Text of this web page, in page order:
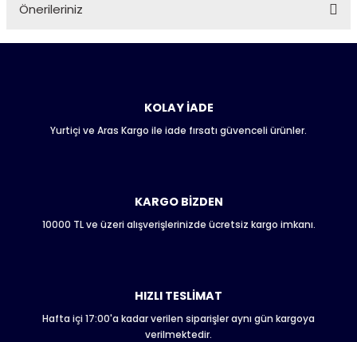
Önerileriniz
Bu ürünün fiyat bilgisi, resim, ürün açıklamalarında ve diğer
Ürün resmi kalitesiz, bozuk veya görüntülenemiyor.
Ürün fiyatı diğer sitelerden daha pahalı.
Bu ürüne benzer farklı alternatifler olmalı.
Gönder
KOLAY İADE
Yurtiçi ve Aras Kargo ile iade fırsatı güvenceli ürünler.
KARGO BİZDEN
10000 TL ve üzeri alışverişlerinizde ücretsiz kargo imkanı.
HIZLI TESLİMAT
Hafta içi 17:00'a kadar verilen siparişler aynı gün kargoya
verilmektedir.